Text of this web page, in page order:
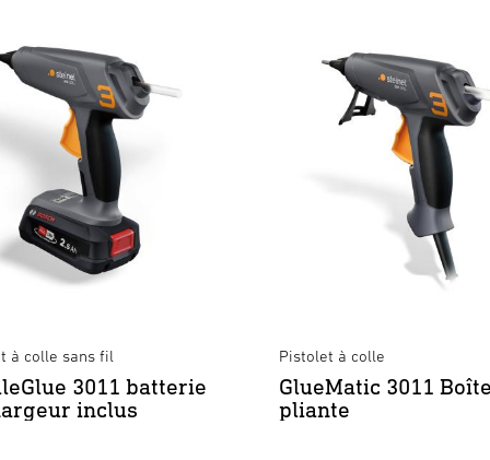
à colle sans fil
3011 batterie
inclus
Pistolet à colle
GlueMatic 3011 Boîte
pliante